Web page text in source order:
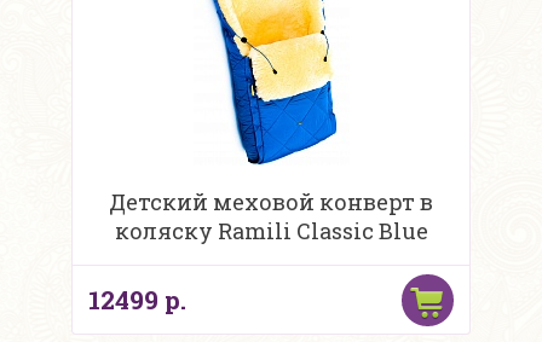
Детский меховой конверт в
коляску Ramili Classic Blue
12499 р.